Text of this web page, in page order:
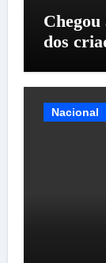
dos
Nacional